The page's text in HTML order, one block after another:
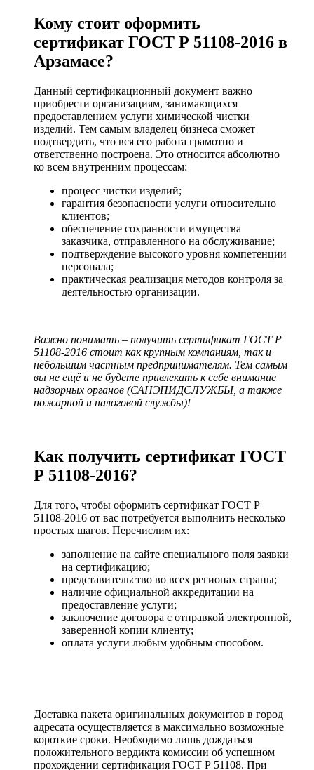
Кому стоит оформить
сертификат ГОСТ Р 51108-2016 в
Арзамасе?
Данный сертификационный документ важно
приобрести организациям, занимающихся
предоставлением услуги химической чистки
изделий. Тем самым владелец бизнеса сможет
подтвердить, что вся его работа грамотно и
ответственно построена. Это относится абсолютно
ко всем внутренним процессам:
процесс чистки изделий;
гарантия безопасности услуги относительно
клиентов;
обеспечение сохранности имущества
заказчика, отправленного на обслуживание;
подтверждение высокого уровня компетенции
персонала;
практическая реализация методов контроля за
деятельностью организации.
Важно понимать – получить сертификат ГОСТ Р
51108-2016 стоит как крупным компаниям, так и
небольшим частным предпринимателям. Тем самым
вы не ещё и не будете привлекать к себе внимание
надзорных органов (САНЭПИДСЛУЖБЫ, а также
пожарной и налоговой службы)!
Как получить сертификат ГОСТ
Р 51108-2016?
Для того, чтобы оформить сертификат ГОСТ Р
51108-2016 от вас потребуется выполнить несколько
простых шагов. Перечислим их:
заполнение на сайте специального поля заявки
на сертификацию;
представительство во всех регионах страны;
наличие официальной аккредитации на
предоставление услуги;
заключение договора с отправкой электронной,
заверенной копии клиенту;
оплата услуги любым удобным способом.
Доставка пакета оригинальных документов в город
адресата осуществляется в максимально возможные
короткие сроки. Необходимо лишь дождаться
положительного вердикта комиссии об успешном
прохождении сертификация ГОСТ Р 51108. При